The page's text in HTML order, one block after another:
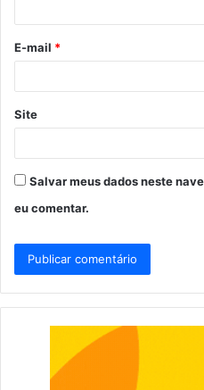
*
E-mail *
Site
Salvar meus dados neste
eu comentar.